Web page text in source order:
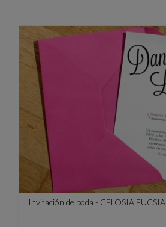
Invitación de boda - CELOSIA FUCSIA